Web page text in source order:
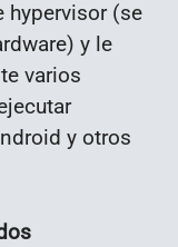
hypervisor (se
y le
varios
y otros